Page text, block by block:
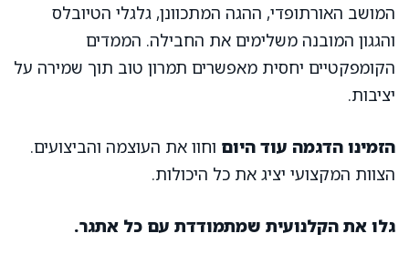
המושב האורתופדי, ההגה המתכוונן, גלגלי הטיובלס
והגגון המובנה משלימים את החבילה. הממדים
הקומפקטיים יחסית מאפשרים תמרון טוב תוך שמירה על
יציבות.
הזמינו הדגמה עוד היום וחוו את העוצמה והביצועים.
הצוות המקצועי יציג את כל היכולות.
גלו את הקלנועית שמתמודדת עם כל אתגר.